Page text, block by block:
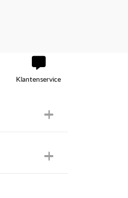
Klantenservice